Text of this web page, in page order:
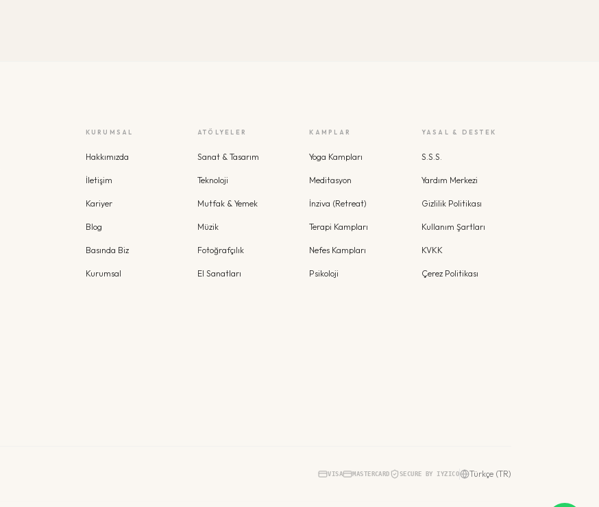
KURUMSAL
Hakkımızda
İletişim
Kariyer
Blog
Basında Biz
Kurumsal
ATÖLYELER
Sanat & Tasarım
Teknoloji
Mutfak & Yemek
Müzik
Fotoğrafçılık
El Sanatları
KAMPLAR
Yoga Kampları
Meditasyon
İnziva (Retreat)
Terapi Kampları
Nefes Kampları
Psikoloji
YASAL & DESTEK
S.S.S.
Yardım Merkezi
Gizlilik Politikası
Kullanım Şartları
KVKK
Çerez Politikası
VISA MASTERCARD SECURE BY IYZICO Türkçe (TR)